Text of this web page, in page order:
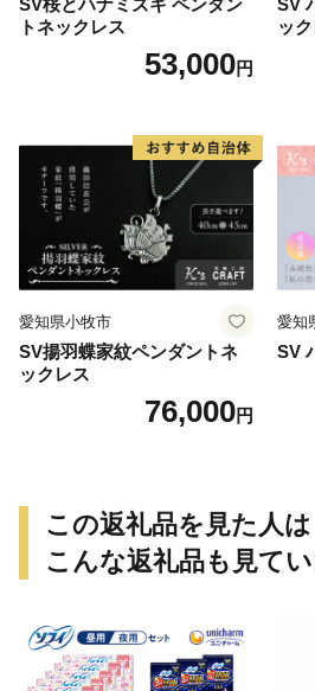
SV桜とハナミズキ ペンダン
トネックレス
53,000円
SV
ッ
愛知県小牧市
SV揚羽蝶家紋ペンダントネ
ックレス
76,000円
愛知
SV
この返礼品を見た人は
こんな返礼品も見て